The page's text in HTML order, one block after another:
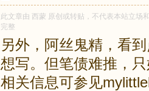
此文章由 西蒙 原创或转贴，不代表本站立场
完整
另外，阿丝鬼精，看
想写。但笔债难推，
相关信息可参见